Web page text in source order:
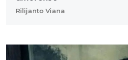
Rilijanto Viana